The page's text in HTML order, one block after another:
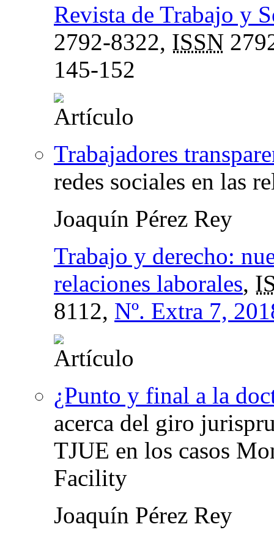
Revista de Trabajo y
2792-8322, ISSN
145-152
Trabajadores
redes sociales en las
Joaquín Pérez Rey
Trabajo y derecho:
relaciones laborales,
8112, Nº. Extra 7,
¿Punto y final a la
acerca del giro
TJUE en los casos
Facility
Joaquín Pérez Rey